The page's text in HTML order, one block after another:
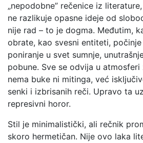
„nepodobne” rečenice iz
ne razlikuje opasne ideje od
nije rad – to je dogma. Međutim,
obrate, kao svesni entiteti,
poniranje u svet sumnje,
pobune. Sve se odvija u atmosferi
nema buke ni mitinga, već
senki i izbrisanih reči. Upravo ta
represivni horor.
Stil je minimalistički, ali rečnik
skoro hermetičan. Nije ovo laka